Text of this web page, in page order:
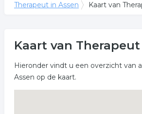
Therapeut in Assen Kaart van
Kaart van
Hieronder vindt u een overzicht van
Assen op de kaart.